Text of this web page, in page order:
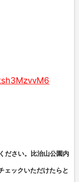
ださい。比治山公園内
ェックいただけたらと